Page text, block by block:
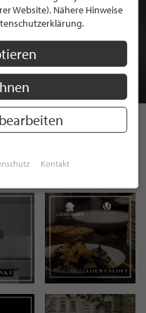
EINE GRATIS
STILPUNKTE®
Website). Nähere Hinweise
Kontakt